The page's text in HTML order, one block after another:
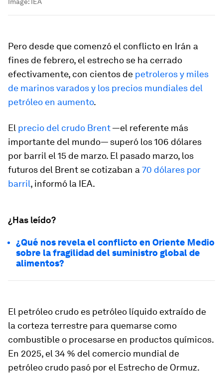
Pero desde que comenzó el conflicto en Irán a
fines de febrero, el estrecho se ha cerrado
efectivamente, con cientos de petroleros y miles
de marinos varados y los precios mundiales del
petróleo en aumento.
El precio del crudo Brent—el referente más
importante del mundo— superó los 106 dólares
por barril el 15 de marzo. El pasado marzo, los
futuros del Brent se cotizaban a 70 dólares por
barril, informó la IEA.
¿Has leído?
¿Qué nos revela el conflicto en Oriente Medio
sobre la fragilidad del suministro global de
alimentos?
El petróleo crudo es petróleo líquido extraído de
la corteza terrestre para quemarse como
combustible o procesarse en productos químicos.
En 2025, el 34 % del comercio mundial de
petróleo crudo pasó por el Estrecho de Ormuz.